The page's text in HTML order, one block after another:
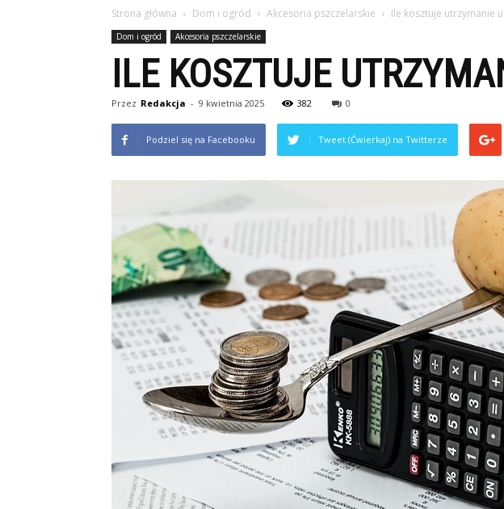
Strona główna Dom i ogród Akcesoria pszczelarskie Ile kosztuje utrzymanie
Dom i ogród Akcesoria pszczelarskie
ILE KOSZTUJE
Przez Redakcja - 9 kwietnia 2025 382 0
Podziel się na Facebooku Tweet (Ćwierkaj) na Twitterze